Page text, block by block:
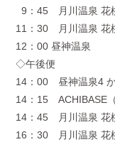
9：45 月川温泉 花
11：30 月川温泉 花
12：00 昼神温泉
◇午後便
14：00 昼神温泉4 か
14：15 ACHIBASE（
14：45 月川温泉 花
16：30 月川温泉 花